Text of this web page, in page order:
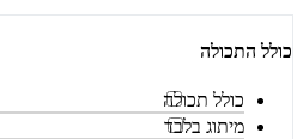
כולל התכולה
כולל תכולה
מיתוג בלבד